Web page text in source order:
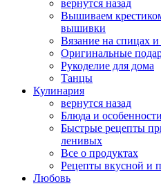
вернутся назад
Вышиваем
вышивки
Вязание на спицах
Оригинальные
Рукоделие для дома
Танцы
Кулинария
вернутся назад
Блюда и
Быстрые рецепты
ленивых
Все о продуктах
Рецепты вкусной и
Любовь